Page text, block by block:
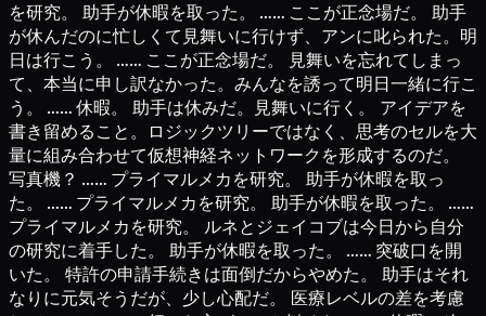
を研究。 助手が休暇を取った。 …… ここが正念場だ。 助手
が休んだのに忙しくて見舞いに行けず、アンに叱られた。明
日は行こう。 …… ここが正念場だ。 見舞いを忘れてしまっ
て、本当に申し訳なかった。みんなを誘って明日一緒に行こ
う。 …… 休暇。 助手は休みだ。見舞いに行く。 アイデアを
書き留めること。ロジックツリーではなく、思考のセルを大
量に組み合わせて仮想神経ネットワークを形成するのだ。
写真機？ …… プライマルメカを研究。 助手が休暇を取っ
た。 …… プライマルメカを研究。 助手が休暇を取った。 ……
プライマルメカを研究。 ルネとジェイコブは今日から自分
の研究に着手した。 助手が休暇を取った。 …… 突破口を開
いた。 特許の申請手続きは面倒だからやめた。 助手はそれ
なりに元気そうだが、少し心配だ。 医療レベルの差を考慮